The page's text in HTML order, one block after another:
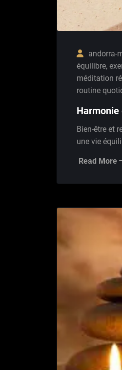
andorra-
équilibre,
méditation
routine
Bien-être et
une vie
Read More